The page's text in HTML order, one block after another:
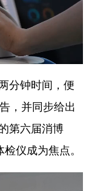
分钟时间，便
，并同步给出
第六届消博
仪成为焦点。